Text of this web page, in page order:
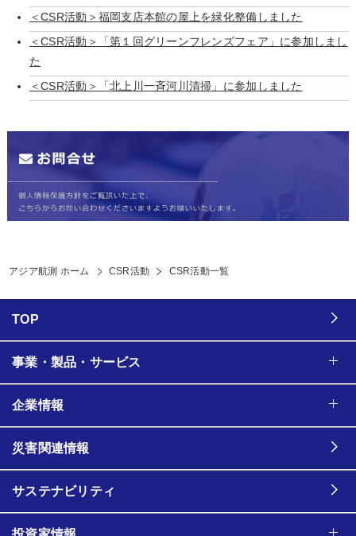
＜CSR活動＞福岡支店本館の屋上を緑化整備しました
＜CSR活動＞「第１回グリーンフレンズフェア」に参加しまし
た
＜CSR活動＞「北上川一斉河川清掃」に参加しました
アジア航測 ホーム CSR活動 CSR活動一覧
TOP
事業・製品・サービス
企業情報
災害関連情報
サステナビリティ